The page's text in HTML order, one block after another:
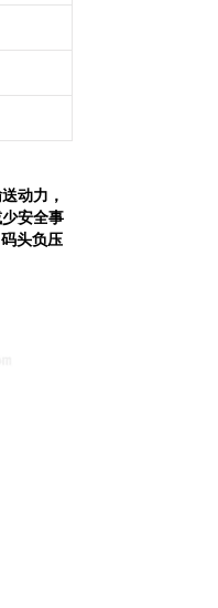
动力，
安全事
头负压